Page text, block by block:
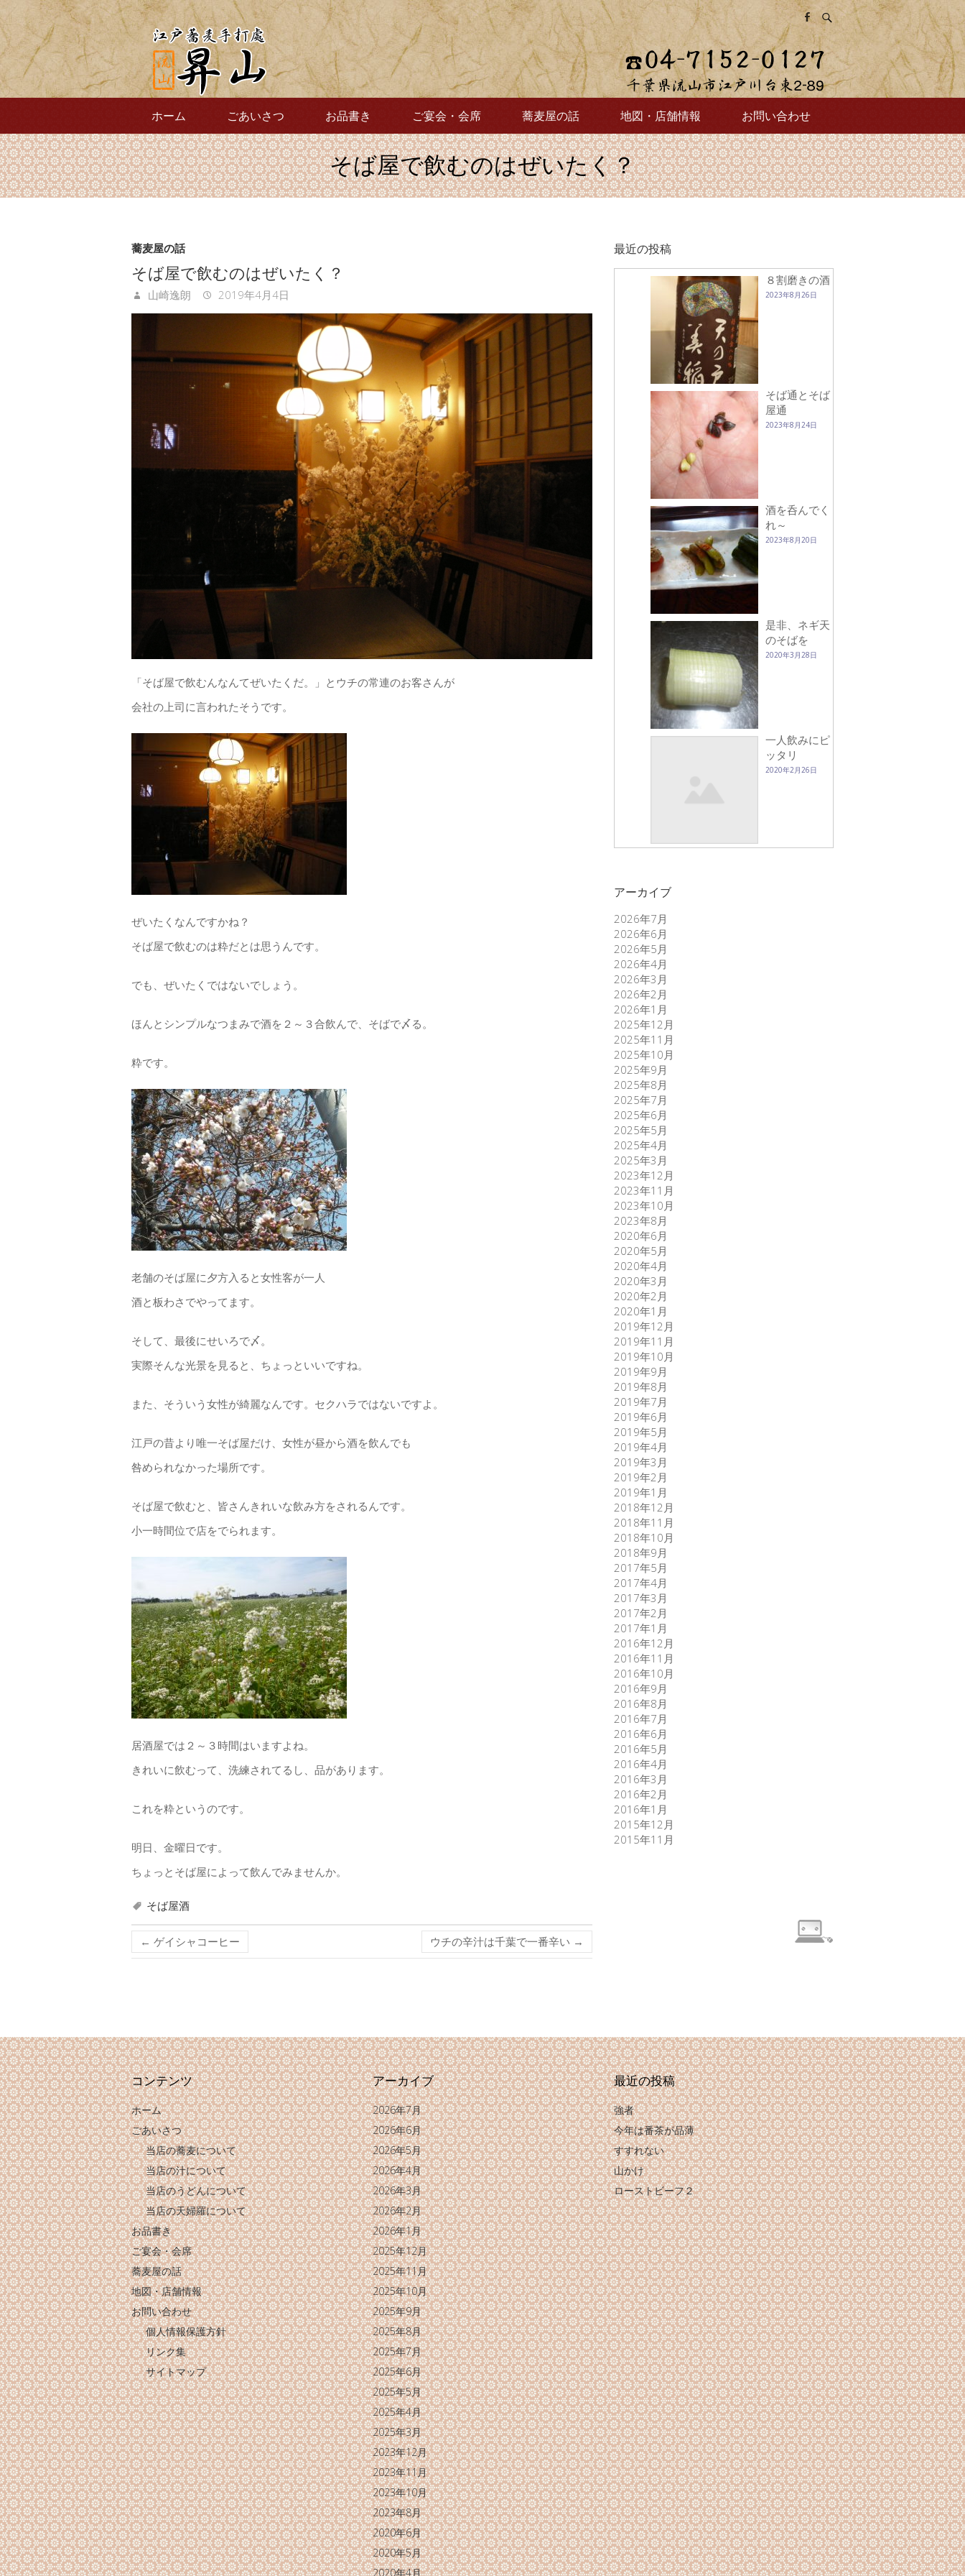
ホーム ごあいさつ お品書き ご宴会・会席 蕎麦屋の話 地図・店舗情報 お問い合わせ
そば屋で飲むのはぜいたく？
蕎麦屋の話
そば屋で飲むのはぜいたく？
山崎逸朗 2019年4月4日
「そば屋で飲むんなんてぜいたくだ。」とウチの常連のお客さんが
会社の上司に言われたそうです。
ぜいたくなんですかね？
そば屋で飲むのは粋だとは思うんです。
でも、ぜいたくではないでしょう。
ほんとシンプルなつまみで酒を２～３合飲んで、そばで〆る。
粋です。
老舗のそば屋に夕方入ると女性客が一人
酒と板わさでやってます。
そして、最後にせいろで〆。
実際そんな光景を見ると、ちょっといいですね。
また、そういう女性が綺麗なんです。セクハラではないですよ。
江戸の昔より唯一そば屋だけ、女性が昼から酒を飲んでも
咎められなかった場所です。
そば屋で飲むと、皆さんきれいな飲み方をされるんです。
小一時間位で店をでられます。
居酒屋では２～３時間はいますよね。
きれいに飲むって、洗練されてるし、品があります。
これを粋というのです。
明日、金曜日です。
ちょっとそば屋によって飲んでみませんか。
そば屋酒
← ゲイシャコーヒー ウチの辛汁は千葉で一番辛い →
最近の投稿
８割磨きの酒
2023年8月26日
そば通とそば
屋通
2023年8月24日
酒を呑んでく
れ～
2023年8月20日
是非、ネギ天
のそばを
2020年3月28日
一人飲みにピ
ッタリ
2020年2月26日
アーカイブ
2026年7月
2026年6月
2026年5月
2026年4月
2026年3月
2026年2月
2026年1月
2025年12月
2025年11月
2025年10月
2025年9月
2025年8月
2025年7月
2025年6月
2025年5月
2025年4月
2025年3月
2023年12月
2023年11月
2023年10月
2023年8月
2020年6月
2020年5月
2020年4月
2020年3月
2020年2月
2020年1月
2019年12月
2019年11月
2019年10月
2019年9月
2019年8月
2019年7月
2019年6月
2019年5月
2019年4月
2019年3月
2019年2月
2019年1月
2018年12月
2018年11月
2018年10月
2018年9月
2017年5月
2017年4月
2017年3月
2017年2月
2017年1月
2016年12月
2016年11月
2016年10月
2016年9月
2016年8月
2016年7月
2016年6月
2016年5月
2016年4月
2016年3月
2016年2月
2016年1月
2015年12月
2015年11月
コンテンツ
ホーム
ごあいさつ
当店の蕎麦について
当店の汁について
当店のうどんについて
当店の天婦羅について
お品書き
ご宴会・会席
蕎麦屋の話
地図・店舗情報
お問い合わせ
個人情報保護方針
リンク集
サイトマップ
アーカイブ
2026年7月
2026年6月
2026年5月
2026年4月
2026年3月
2026年2月
2026年1月
2025年12月
2025年11月
2025年10月
2025年9月
2025年8月
2025年7月
2025年6月
2025年5月
2025年4月
2025年3月
2023年12月
2023年11月
2023年10月
2023年8月
2020年6月
2020年5月
2020年4月
最近の投稿
強者
今年は番茶が品薄
すすれない
山かけ
ローストビーフ２